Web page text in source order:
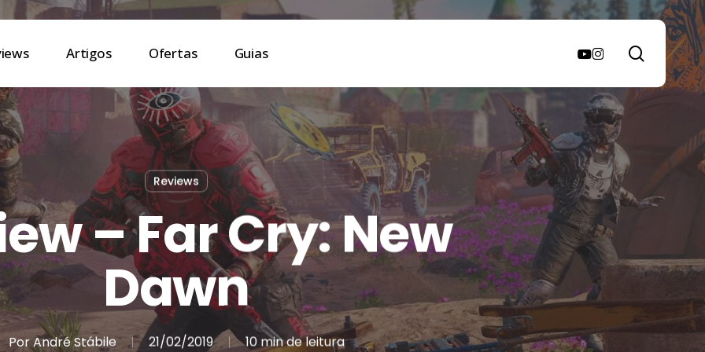
Artigos Ofertas Guias search
youtube
instagram
Reviews
– Far Cry: New
Dawn
PorAndré Stábile 21/02/2019 10 min de leitura